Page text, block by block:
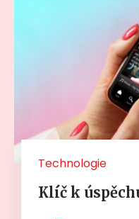
Technologie
Klíč k